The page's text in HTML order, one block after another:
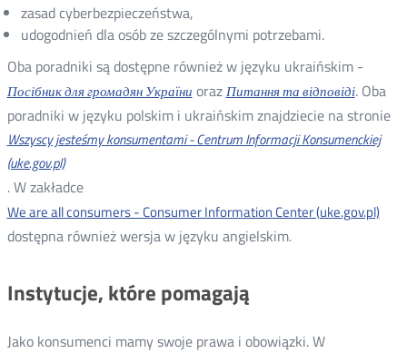
zasad cyberbezpieczeństwa,
udogodnień dla osób ze szczególnymi potrzebami.
Oba poradniki są dostępne również w języku ukraińskim -
Посібник для громадян України orazПитання та відповіді. Oba
poradniki w języku polskim i ukraińskim znajdziecie na stronie
Wszyscy jesteśmy konsumentami - Centrum Informacji Konsumenckiej
(uke.gov.pl)
.W zakładce
We are all consumers - Consumer Information Center (uke.gov.pl)
dostępna również wersja w języku angielskim.
Instytucje, które pomagają
Jako konsumenci mamy swoje prawa i obowiązki. W